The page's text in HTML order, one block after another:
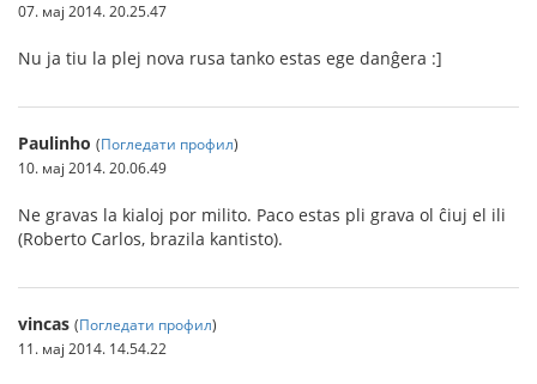
07. мај 2014. 20.25.47
Nu ja tiu la plej nova rusa tanko estas ege danĝera :]
Paulinho (Погледати профил)
10. мај 2014. 20.06.49
Ne gravas la kialoj por milito. Paco estas pli grava ol ĉiuj el ili
(Roberto Carlos, brazila kantisto).
vincas (Погледати профил)
11. мај 2014. 14.54.22